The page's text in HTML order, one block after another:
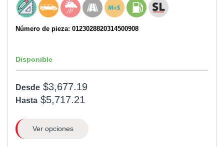
Número de pieza: 0123028820314500908
Disponible
Desde $3,677.19
Hasta $5,717.21
Ver opciones